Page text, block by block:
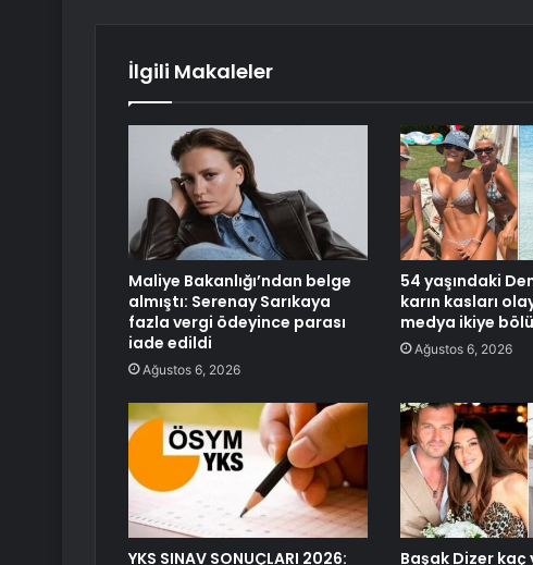
İlgili Makaleler
Maliye Bakanlığı’ndan belge
almıştı: Serenay Sarıkaya
fazla vergi ödeyince parası
iade edildi
Ağustos 6, 2026
54 yaşındaki
karın kasları
medya ikiye
Ağustos 6, 2026
YKS SINAV SONUÇLARI 2026:
Başak Dizer kaç